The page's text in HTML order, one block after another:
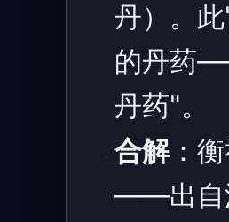
丹）。
的丹药
丹药"。
合解：
——出自